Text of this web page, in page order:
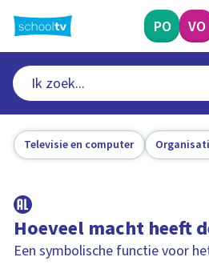
naar
hoofdinhoud
PO VO
Televisie en computer
Hoeveel macht heeft
Een symbolische functie voor